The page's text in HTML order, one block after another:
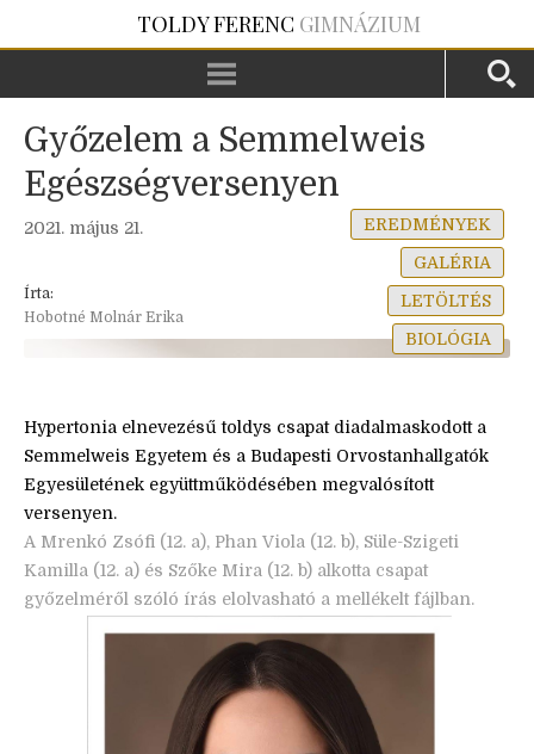
TOLDY FERENC GIMNÁZIUM
Győzelem a Semmelweis
Egészségversenyen
2021. május 21.
Írta:
Hobotné Molnár Erika
EREDMÉNYEK
GALÉRIA
LETÖLTÉS
BIOLÓGIA
Hypertonia elnevezésű toldys csapat diadalmaskodott a
Semmelweis Egyetem és a Budapesti Orvostanhallgatók
Egyesületének együttműködésében megvalósított
versenyen.
A Mrenkó Zsófi (12. a), Phan Viola (12. b), Süle-Szigeti
Kamilla (12. a) és Szőke Mira (12. b) alkotta csapat
győzelméről szóló írás elolvasható a mellékelt fájlban.